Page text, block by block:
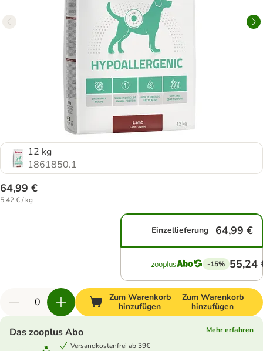
12 kg
1861850.1
64,99 €
5,42 € / kg
Einzellieferung 64,99 €
-15% 55,24
Zum Warenkorb
hinzufügen
Zum Warenkorb
hinzufügen
Das zooplus Abo
Mehr erfahren
Versandkostenfrei ab 39€